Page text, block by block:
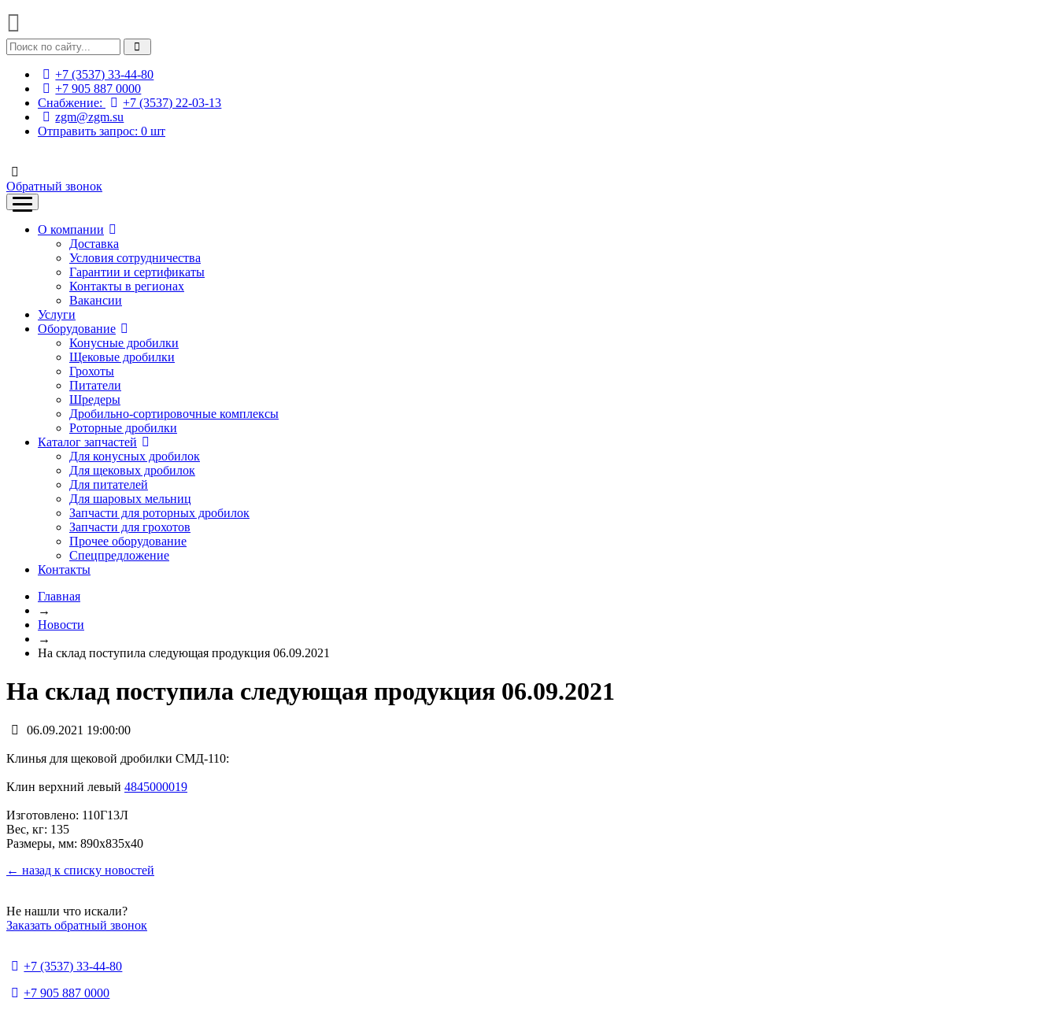
+7 (3537) 33-44-80
+7 905 887 0000
Снабжение:
+7 (3537) 22-03-13
zgm@zgm.su
Отправить запрос: 0 шт
Обратный звонок
О компании
Доставка
Условия сотрудничества
Гарантии и сертификаты
Контакты в регионах
Вакансии
Услуги
Оборудование
Конусные дробилки
Щековые дробилки
Грохоты
Питатели
Шредеры
Дробильно-сортировочные комплексы
Роторные дробилки
Каталог запчастей
Для конусных дробилок
Для щековых дробилок
Для питателей
Для шаровых мельниц
Запчасти для роторных дробилок
Запчасти для грохотов
Прочее оборудование
Спецпредложение
Контакты
Главная
→
Новости
→
На склад поступила следующая продукция 06.09.2021
На склад поступила следующая продукция 06.09.2021
06.09.2021 19:00:00
Клинья для щековой дробилки СМД-110:
Клин верхний левый 4845000019
Изготовлено: 110Г13Л
Вес, кг: 135
Размеры, мм: 890х835х40
← назад к списку новостей
Не нашли что искали?
Заказать обратный звонок
+7 (3537) 33-44-80
+7 905 887 0000